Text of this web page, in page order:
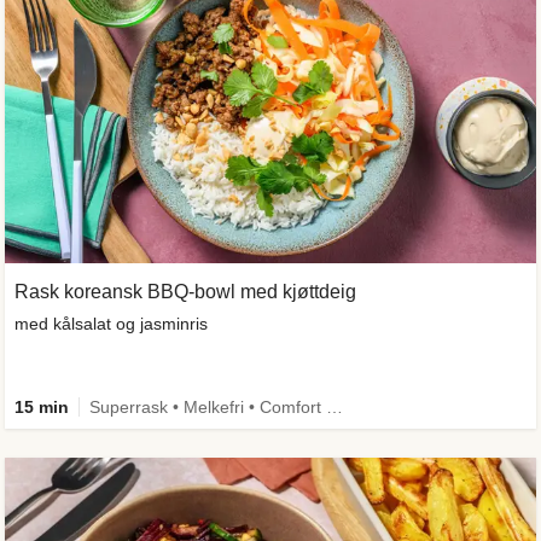
Rask koreansk BBQ-bowl med kjøttdeig
med kålsalat og jasminris
15 min